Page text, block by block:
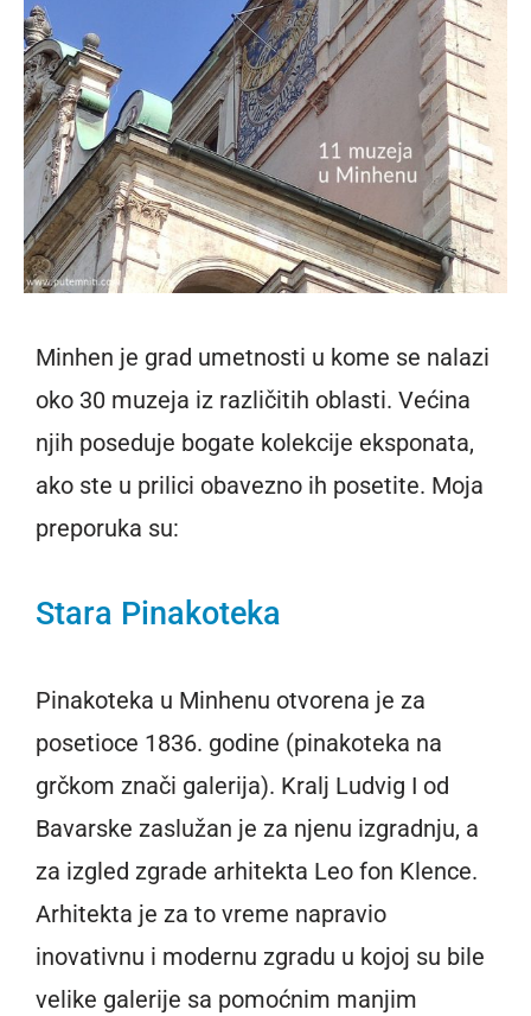
Minhen je grad umetnosti u kome se nalazi
oko 30 muzeja iz različitih oblasti. Većina
njih poseduje bogate kolekcije eksponata,
ako ste u prilici obavezno ih posetite. Moja
preporuka su:
Stara Pinakoteka
Pinakoteka u Minhenu otvorena je za
posetioce 1836. godine (pinakoteka na
grčkom znači galerija). Kralj Ludvig I od
Bavarske zaslužan je za njenu izgradnju, a
za izgled zgrade arhitekta Leo fon Klence.
Arhitekta je za to vreme napravio
inovativnu i modernu zgradu u kojoj su bile
velike galerije sa pomoćnim manjim